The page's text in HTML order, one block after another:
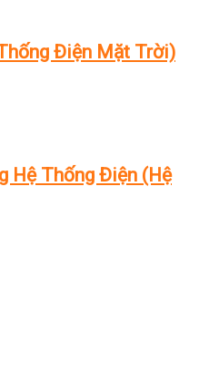
Điện Mặt Trời)
Hệ Thống Điện (Hệ